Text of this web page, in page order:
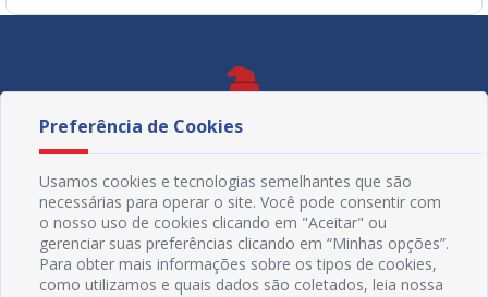
Preferência de Cookies
Usamos cookies e tecnologias semelhantes que são
necessárias para operar o site. Você pode consentir com
o nosso uso de cookies clicando em "Aceitar" ou
gerenciar suas preferências clicando em “Minhas opções”.
Para obter mais informações sobre os tipos de cookies,
como utilizamos e quais dados são coletados, leia nossa